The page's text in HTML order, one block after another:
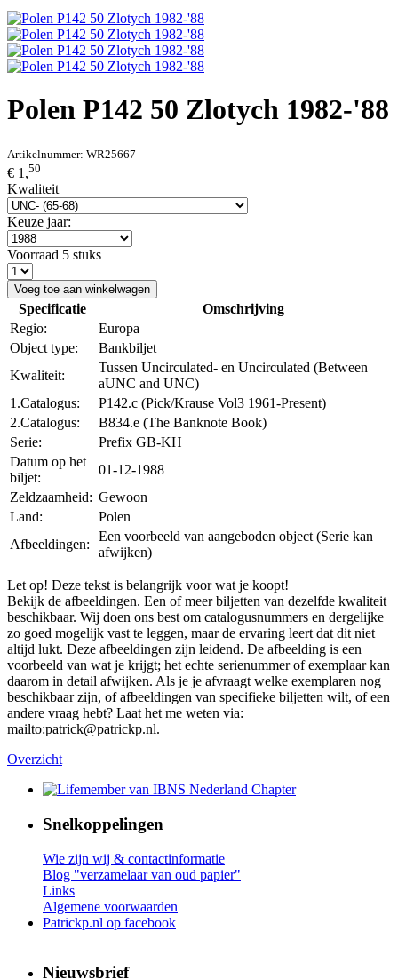
Polen P142 50 Zlotych 1982-'88
Artikelnummer: WR25667
€ 1,50
Kwaliteit
Keuze jaar:
Voorraad 5 stuks
Voeg toe aan winkelwagen
Specificatie
Omschrijving
Regio:
Europa
Object type:
Bankbiljet
Kwaliteit:
Tussen Uncirculated- en Uncirculated (Between
aUNC and UNC)
1.Catalogus:
P142.c (Pick/Krause Vol3 1961-Present)
2.Catalogus:
B834.e (The Banknote Book)
Serie:
Prefix GB-KH
Datum op het
biljet:
01-12-1988
Zeldzaamheid: Gewoon
Land:
Polen
Afbeeldingen:
Een voorbeeld van aangeboden object (Serie kan
afwijken)
Let op! Deze tekst is belangrijk voor wat je koopt!
Bekijk de afbeeldingen. Een of meer biljetten van dezelfde kwaliteit
beschikbaar. Wij doen ons best om catalogusnummers en dergelijke
zo goed mogelijk vast te leggen, maar de ervaring leert dat dit niet
altijd lukt. Deze afbeeldingen zijn leidend. De afbeelding is een
voorbeeld van wat je krijgt; het echte serienummer of exemplaar kan
daarom in detail afwijken. Als je je afvraagt welke exemplaren nog
beschikbaar zijn, of afbeeldingen van specifieke biljetten wilt, of een
andere vraag hebt? Laat het me weten via:
mailto:patrick@patrickp.nl.
Overzicht
Snelkoppelingen
Wie zijn wij & contactinformatie
Blog "verzamelaar van oud papier"
Links
Algemene voorwaarden
Patrickp.nl op facebook
Nieuwsbrief